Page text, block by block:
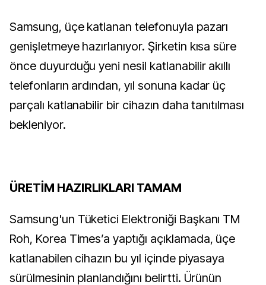
Samsung, üçe katlanan telefonuyla pazarı
genişletmeye hazırlanıyor. Şirketin kısa süre
önce duyurduğu yeni nesil katlanabilir akıllı
telefonların ardından, yıl sonuna kadar üç
parçalı katlanabilir bir cihazın daha tanıtılması
bekleniyor.
ÜRETİM HAZIRLIKLARI TAMAM
Samsung'un Tüketici Elektroniği Başkanı TM
Roh, Korea Times’a yaptığı açıklamada, üçe
katlanabilen cihazın bu yıl içinde piyasaya
sürülmesinin planlandığını belirtti. Ürünün